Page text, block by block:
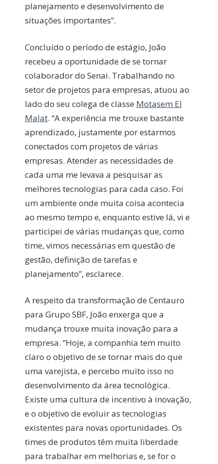
planejamento e desenvolvimento de
situações importantes”.
Concluído o período de estágio, João
recebeu a oportunidade de se tornar
colaborador do Senai. Trabalhando no
setor de projetos para empresas, atuou ao
lado do seu colega de classe Motasem El
Malat. “A experiência me trouxe bastante
aprendizado, justamente por estarmos
conectados com projetos de várias
empresas. Atender as necessidades de
cada uma me levava a pesquisar as
melhores tecnologias para cada caso. Foi
um ambiente onde muita coisa acontecia
ao mesmo tempo e, enquanto estive lá, vi e
participei de várias mudanças que, como
time, vimos necessárias em questão de
gestão, definição de tarefas e
planejamento”, esclarece.
A respeito da transformação de Centauro
para Grupo SBF, João enxerga que a
mudança trouxe muita inovação para a
empresa. “Hoje, a companhia tem muito
claro o objetivo de se tornar mais do que
uma varejista, e percebo muito isso no
desenvolvimento da área tecnológica.
Existe uma cultura de incentivo à inovação,
e o objetivo de evoluir as tecnologias
existentes para novas oportunidades. Os
times de produtos têm muita liberdade
para trabalhar em melhorias e, se for o